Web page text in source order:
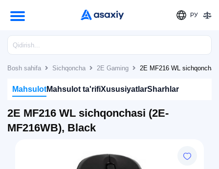
РУ
Bosh sahifa Sichqoncha 2E Gaming 2E MF216 WL
MahsulotMahsulot ta'rifiXususiyatlarSharhlar
2E MF216 WL sichqonchasi (2E-
MF216WB), Black